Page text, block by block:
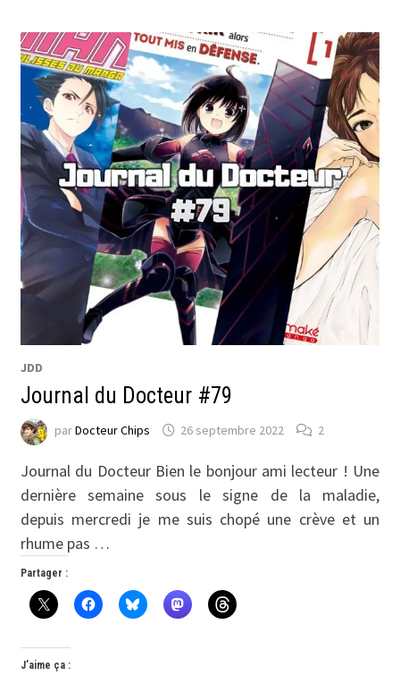
JDD
Journal du Docteur #79
parDocteur Chips 26 septembre 2022 2
Journal du Docteur Bien le bonjour ami lecteur ! Une
dernière semaine sous le signe de la maladie,
depuis mercredi je me suis chopé une crève et un
rhume pas …
Partager :
J’aime ça :